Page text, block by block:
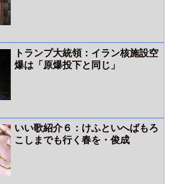
トランプ大統領：イラン核施設空
爆は「原爆投下と同じ」
いい歌紹介６：けふといへばもろ
こしまでも行く春を・俊成